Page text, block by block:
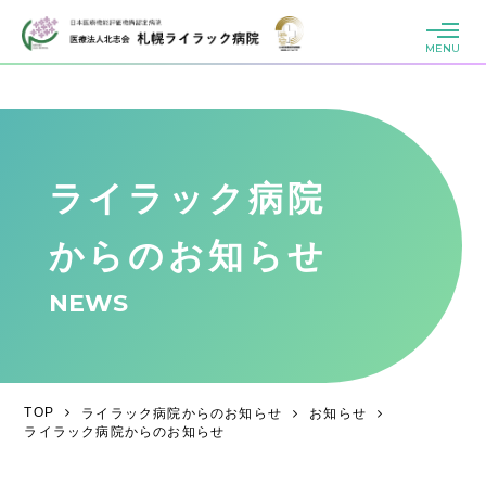
MENU
ライラック病院
からのお知らせ
NEWS
TOP ライラック病院からのお知らせ
お知らせ
ライラック病院からのお知らせ